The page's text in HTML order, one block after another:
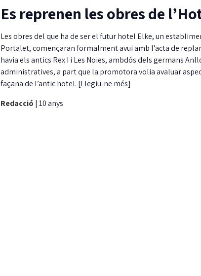
Es reprenen les obres de
Les obres del que ha de ser el futur hotel Elke, un
Portalet, començaran formalment avui amb l’acta de
havia els antics Rex I i Les Noies, ambdós dels germans
administratives, a part que la promotora volia avaluar
façana de l’antic hotel. [Llegiu-ne més]
Redacció | 10 anys